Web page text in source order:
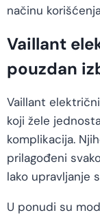
načinu
Vaillant
pouzdan
Vaillant
koji žele
komplikacija.
prilagođeni
lako upravljanje
U ponudi su